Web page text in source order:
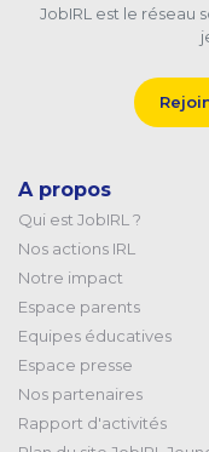
JobIRL est le réseau
A propos
Qui est JobIRL ?
Nos actions IRL
Notre impact
Espace parents
Equipes éducatives
Espace presse
Nos partenaires
Rapport d'activités